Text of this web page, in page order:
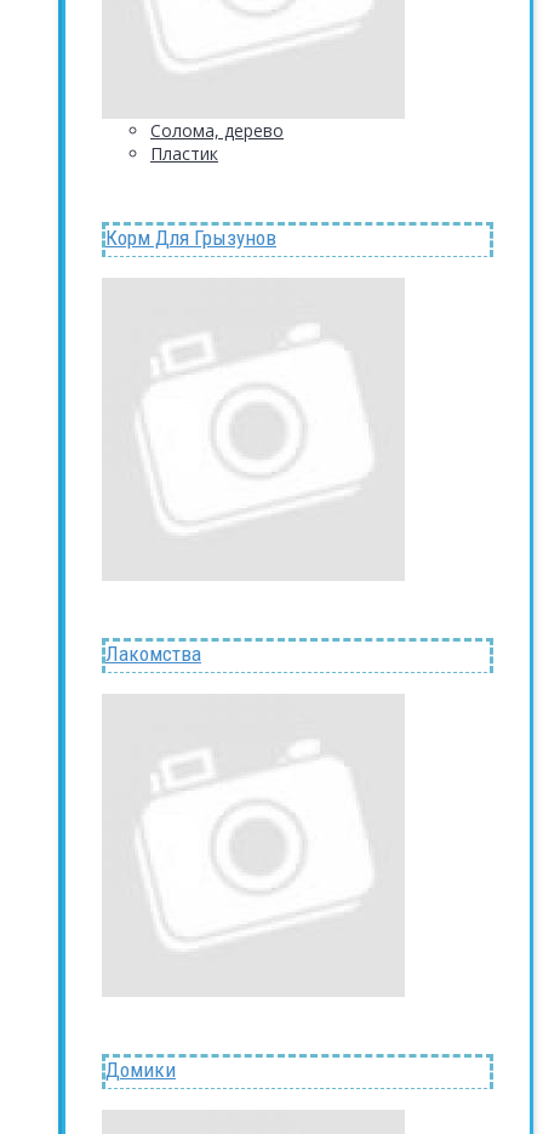
Солома, дерево
Пластик
Корм Для Грызунов
Лакомства
Домики